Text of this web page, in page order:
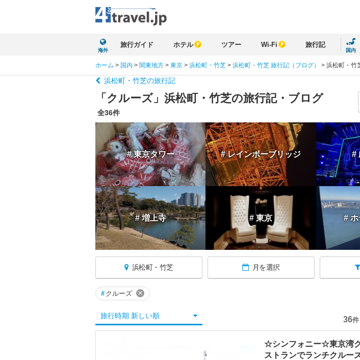
海外
旅行ガイド ホテル ツアー Wi-Fi 旅行記
国内
ホーム > 国内 > 関東地方 > 東京 > 浜松町・竹芝 > 浜松町・竹芝 旅行記（ブログ） > 浜松町・竹
浜松町・竹芝の旅行記
「クルーズ」浜松町・竹芝の旅行記・ブログ
全36件
# 東京タワー # レインボーブリッジ #
# 増上寺 # 東京 #
浜松町・竹芝 月を選択
東京すべて
# クルーズ ×
旅行時期 新しい順 36件
☆シンフォニー☆東京湾
ストランでランチクルー